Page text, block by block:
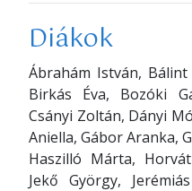
Diákok
Ábrahám István, Bálint
Birkás Éva, Bozóki
Csányi Zoltán, Dányi
Aniella, Gábor Aranka,
Haszilló Márta,
Jekő György,